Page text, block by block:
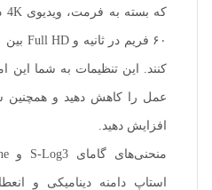
کنند. این تنظیمات به شما
عمل را کاهش دهید و همچنین
افزایش دهید.
استاپ دامنه دینامیکی و